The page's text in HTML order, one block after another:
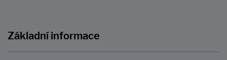
Základní informace